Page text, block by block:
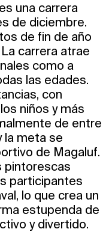
una carrera
de diciembre.
de fin de año
carrera atrae
como a
las edades.
con
niños y más
de entre
la meta se
de Magaluf.
pintorescas
participantes
lo que crea un
estupenda de
y divertido.